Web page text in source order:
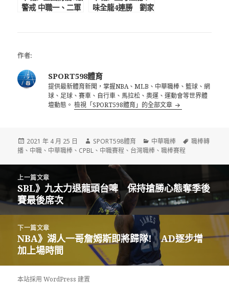
警戒 中職一、二軍
味全龍4連勝 劉家
作者:
SPORT598體育
提供最新體育新聞，掌握NBA、MLB、中華職棒、籃球、網
球、足球、賽車、自行車、馬拉松、奧運、運動會等世界體
壇動態。檢視「SPORT598體育」的全部文章
發
佈
2021 年 4 月 25 日
作
者
SPORT598體育
分
類
中華職棒
標
職棒轉
播 、 中職 、 中華職棒 、 CPBL 、 中職賽程 、 台灣職棒 、職棒賽程
覽
上一篇文章
上
一
篇
文
章:
SBL》九太力退龍頭台啤 保持搶勝心態奪季後
賽最後席次
下一篇文章
下
一
篇
文
NBA》湖人一哥詹姆斯即將歸隊! AD逐步增
加上場時間
本站採用 WordPress 建置